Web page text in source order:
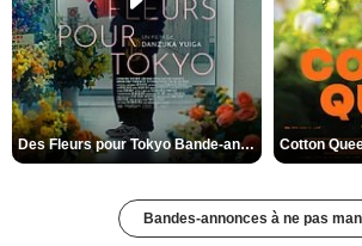
Des Fleurs pour Tokyo Bande-annonce VO STFR
Bandes-annonces à ne pas